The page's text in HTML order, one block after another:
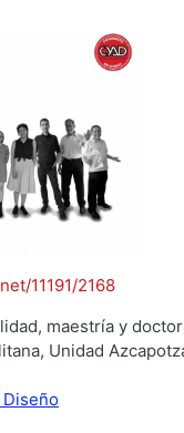
11191/2168
maestría y
Unidad